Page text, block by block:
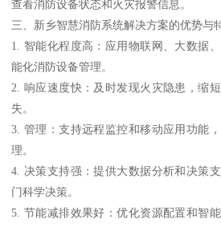
查看消防设备状态和火灾报警信息。
三、新乡智慧消防系统解决方案的优势与
1. 智能化程度高：应用物联网、大数据
能化消防设备管理。
2. 响应速度快：及时发现火灾隐患，缩
失。
3. 管理：支持远程监控和移动应用功能
理。
4. 决策支持强：提供大数据分析和决策
门科学决策。
5. 节能减排效果好：优化资源配置和智